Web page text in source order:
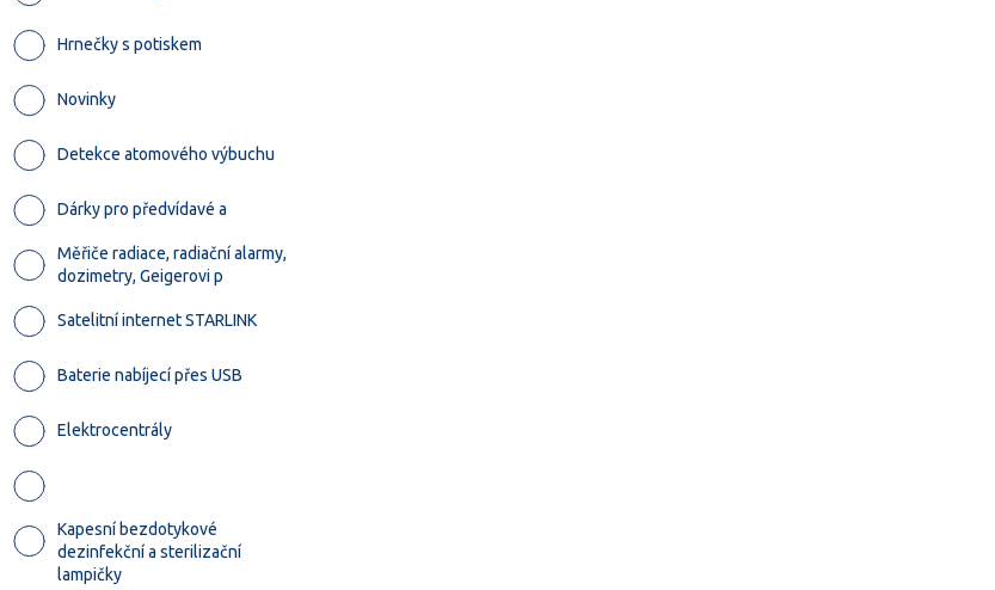
Hrnečky s potiskem
Novinky
Detekce atomového výbuchu
Dárky pro předvídavé a
Měřiče radiace, radiační alarmy,
dozimetry, Geigerovi p
Satelitní internet STARLINK
Baterie nabíjecí přes USB
Elektrocentrály
Kapesní bezdotykové
dezinfekční a sterilizační
lampičky